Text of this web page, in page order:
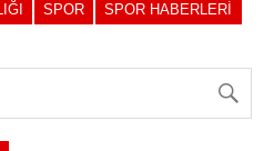
SPOR SPOR HABERLERI